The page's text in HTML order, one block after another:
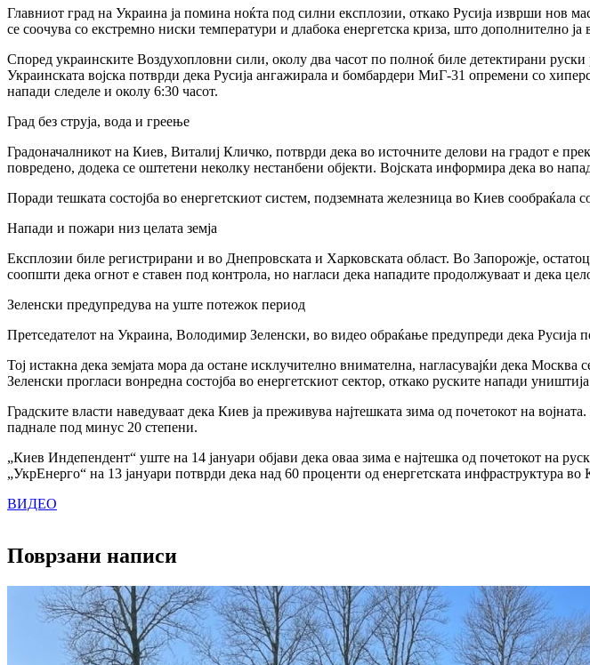
Главниот град на Украина ја помина ноќта под силни експлозии, откако Русија изврши нов
се соочува со екстремно ниски температури и длабока енергетска криза, што дополнително
Според украинските Воздухопловни сили, околу два часот по полноќ биле детектирани
Украинската војска потврди дека Русија ангажирала и бомбардери МиГ-31 опремени со
напади следеле и околу 6:30 часот.
Град без струја, вода и греење
Градоначалникот на Киев, Виталиј Кличко, потврди дека во источните делови на градот е
повредено, додека се оштетени неколку нестанбени објекти. Војската информира дека во
Поради тешката состојба во енергетскиот систем, подземната железница во Киев
Напади и пожари низ целата земја
Експлозии биле регистрирани и во Днепровската и Харковската област. Во Запорожје,
соопшти дека огнот е ставен под контрола, но нагласи дека нападите продолжуваат и дека
Зеленски предупредува на уште потежок период
Претседателот на Украина, Володимир Зеленски, во видео обраќање предупреди дека
Тој истакна дека земјата мора да остане исклучително внимателна, нагласувајќи дека
Зеленски прогласи вонредна состојба во енергетскиот сектор, откако руските напади
Градските власти наведуваат дека Киев ја преживува најтешката зима од почетокот на
паднале под минус 20 степени.
„Киев Индепендент“ уште на 14 јануари објави дека оваа зима е најтешка од почетокот на
„УкрЕнерго“ на 13 јануари потврди дека над 60 проценти од енергетската инфраструктура
ВИДЕО
Поврзани написи